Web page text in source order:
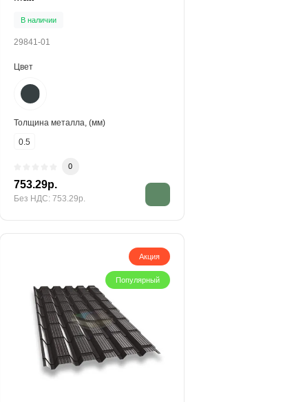
В наличии
29841-01
Цвет
Толщина металла, (мм)
0.5
0
753.29р.
Без НДС: 753.29р.
Акция
Популярный